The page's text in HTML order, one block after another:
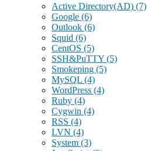
Active Directory(AD) (7)
Google (6)
Outlook (6)
Squid (6)
CentOS (5)
SSH&PuTTY (5)
Smokeping (5)
MySQL (4)
WordPress (4)
Ruby (4)
Cygwin (4)
RSS (4)
LVN (4)
System (3)